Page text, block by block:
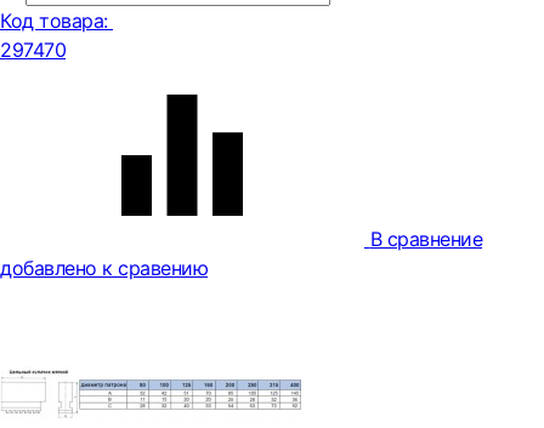
Код товара:
297470
В сравнение
добавлено к сравению